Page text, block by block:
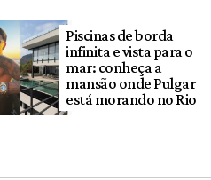
Piscinas de borda
infinita e vista para o
mar: conheça a
mansão onde Pulgar
está morando no Rio